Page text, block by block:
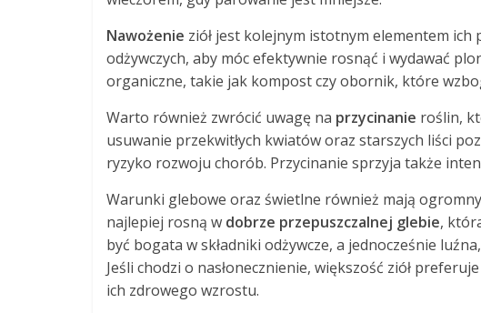
Nawożenie ziół jest kolejnym istotnym elementem ich
odżywczych, aby móc efektywnie rosnąć i wydawać
organiczne, takie jak kompost czy obornik, które
Warto również zwrócić uwagę na przycinanie roślin,
usuwanie przekwitłych kwiatów oraz starszych liści
ryzyko rozwoju chorób. Przycinanie sprzyja także
Warunki glebowe oraz świetlne również mają ogromny
najlepiej rosną w dobrze przepuszczalnej glebie,
być bogata w składniki odżywcze, a jednocześnie
Jeśli chodzi o nasłonecznienie, większość ziół
ich zdrowego wzrostu.